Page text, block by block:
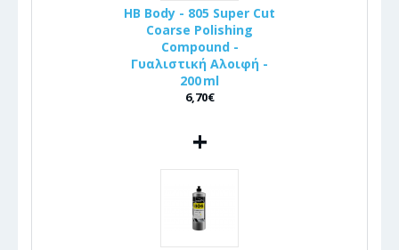
HB Body - 805 Super Cut
Coarse Polishing
Compound -
Γυαλιστική Αλοιφή -
200 ml
6,70€
+